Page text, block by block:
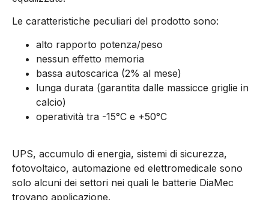
Le caratteristiche peculiari del prodotto sono:
alto rapporto potenza/peso
nessun effetto memoria
bassa autoscarica (2% al mese)
lunga durata (garantita dalle massicce griglie in
calcio)
operatività tra -15°C e +50°C
UPS, accumulo di energia, sistemi di sicurezza,
fotovoltaico, automazione ed elettromedicale sono
solo alcuni dei settori nei quali le batterie DiaMec
trovano applicazione.